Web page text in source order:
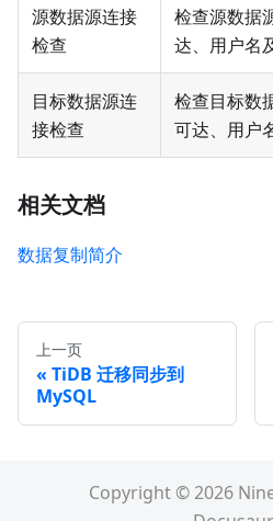
源数据源连接
检查
检查源数据
达、用户名
目标数据源连
接检查
检查目标数
可达、用户
相关文档
数据复制简介
上一页
TiDB 迁移同步到
MySQL
Copyright © 2026